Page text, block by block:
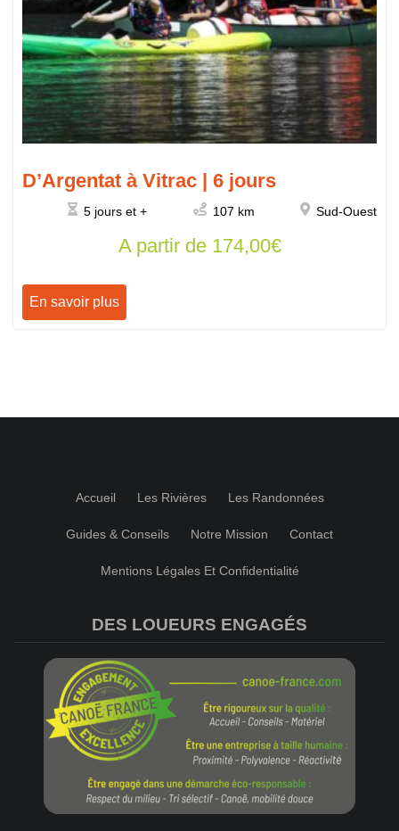
D’Argentat à Vitrac | 6 jours
5 jours et + 107 km Sud-Ouest
A partir de 174,00€
En savoir plus
Accueil Les Rivières Les Randonnées
Guides & Conseils Notre Mission Contact
Mentions Légales Et Confidentialité
DES LOUEURS ENGAGÉS